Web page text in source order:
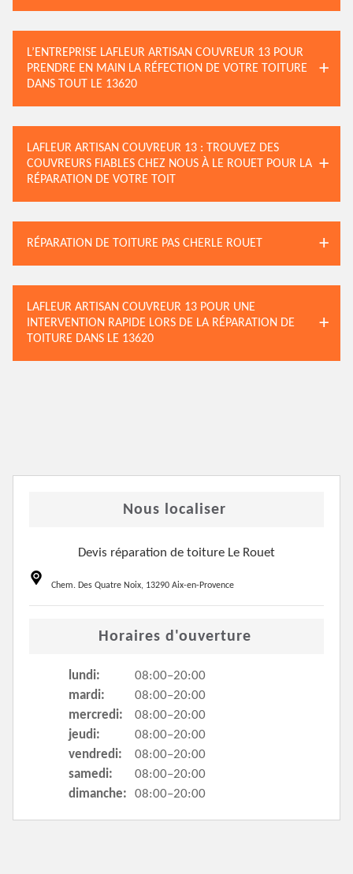
L’ENTREPRISE LAFLEUR ARTISAN COUVREUR 13 POUR
PRENDRE EN MAIN LA RÉFECTION DE VOTRE TOITURE
DANS TOUT LE 13620
LAFLEUR ARTISAN COUVREUR 13 : TROUVEZ DES
COUVREURS FIABLES CHEZ NOUS À LE ROUET POUR LA
RÉPARATION DE VOTRE TOIT
RÉPARATION DE TOITURE PAS CHERLE ROUET
LAFLEUR ARTISAN COUVREUR 13 POUR UNE
INTERVENTION RAPIDE LORS DE LA RÉPARATION DE
TOITURE DANS LE 13620
Nous localiser
Devis réparation de toiture Le Rouet
Chem. Des Quatre Noix, 13290 Aix-en-Provence
Horaires d'ouverture
lundi:
08:00–20:00
mardi:
08:00–20:00
mercredi:
08:00–20:00
jeudi:
08:00–20:00
vendredi:
08:00–20:00
samedi:
08:00–20:00
dimanche:
08:00–20:00